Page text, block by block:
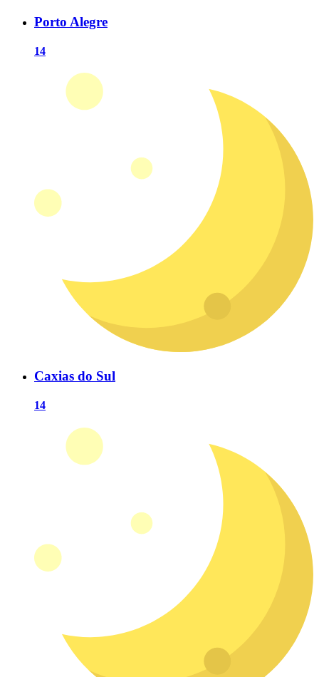
Porto Alegre
14
Caxias do Sul
14